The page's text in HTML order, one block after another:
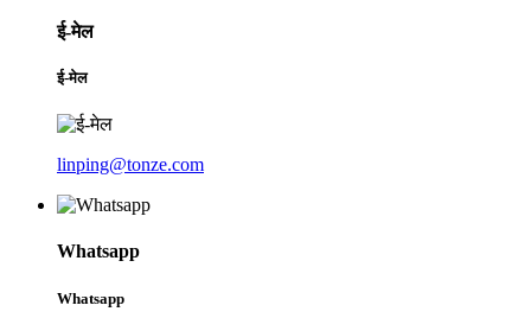
ई-मेल
ई-मेल
linping@tonze.com
Whatsapp
Whatsapp